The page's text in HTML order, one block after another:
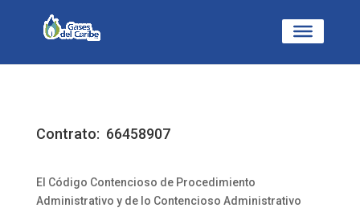
Contrato: 66458907
El Código Contencioso de Procedimiento
Administrativo y de lo Contencioso Administrativo